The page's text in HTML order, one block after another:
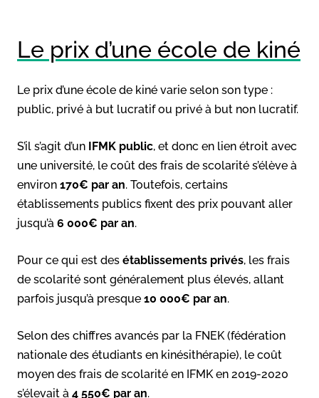
Le prix d’une école de kiné
Le prix d’une école de kiné varie selon son type :
public, privé à but lucratif ou privé à but non lucratif.
S’il s’agit d’un IFMK public, et donc en lien étroit avec
une université, le coût des frais de scolarité s’élève à
environ 170€ par an. Toutefois, certains
établissements publics fixent des prix pouvant aller
jusqu’à 6 000€ par an.
Pour ce qui est des établissements privés, les frais
de scolarité sont généralement plus élevés, allant
parfois jusqu’à presque 10 000€ par an.
Selon des chiffres avancés par la FNEK (fédération
nationale des étudiants en kinésithérapie), le coût
moyen des frais de scolarité en IFMK en 2019-2020
s’élevait à 4 550€ par an.